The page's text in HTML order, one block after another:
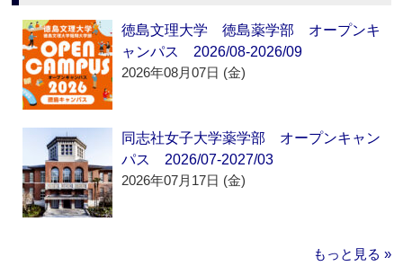
徳島文理大学 徳島薬学部 オープンキ
ャンパス 2026/08-2026/09
2026年08月07日 (金)
同志社女子大学薬学部 オープンキャン
パス 2026/07-2027/03
2026年07月17日 (金)
もっと見る »